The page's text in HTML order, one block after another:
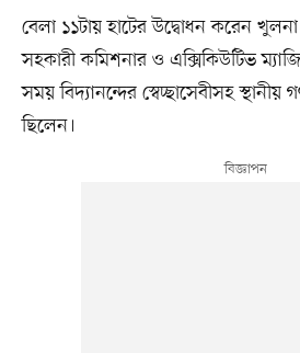
বেলা ১১টায় হাটের উদ্বোধন করেন
সহকারী কমিশনার ও এক্সিকিউটিভ
সময় বিদ্যানন্দের স্বেচ্ছাসেবীসহ স্থানীয়
ছিলেন।